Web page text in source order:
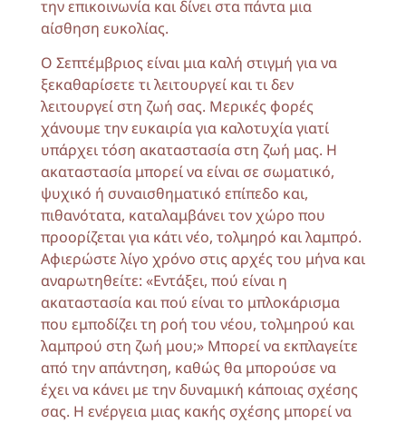
την επικοινωνία και δίνει στα πάντα μια
αίσθηση ευκολίας.
Ο Σεπτέμβριος είναι μια καλή στιγμή για να
ξεκαθαρίσετε τι λειτουργεί και τι δεν
λειτουργεί στη ζωή σας. Μερικές φορές
χάνουμε την ευκαιρία για καλοτυχία γιατί
υπάρχει τόση ακαταστασία στη ζωή μας. Η
ακαταστασία μπορεί να είναι σε σωματικό,
ψυχικό ή συναισθηματικό επίπεδο και,
πιθανότατα, καταλαμβάνει τον χώρο που
προορίζεται για κάτι νέο, τολμηρό και λαμπρό.
Αφιερώστε λίγο χρόνο στις αρχές του μήνα και
αναρωτηθείτε: «Εντάξει, πού είναι η
ακαταστασία και πού είναι το μπλοκάρισμα
που εμποδίζει τη ροή του νέου, τολμηρού και
λαμπρού στη ζωή μου;» Μπορεί να εκπλαγείτε
από την απάντηση, καθώς θα μπορούσε να
έχει να κάνει με την δυναμική κάποιας σχέσης
σας. Η ενέργεια μιας κακής σχέσης μπορεί να